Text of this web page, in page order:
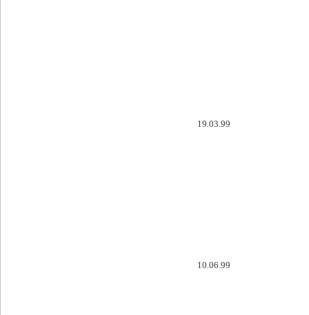
19.03.99
10.06.99